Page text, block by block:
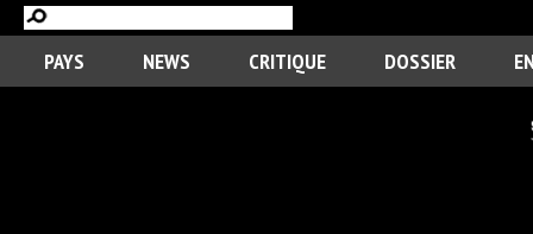
PAYS NEWS CRITIQUE DOSSIER